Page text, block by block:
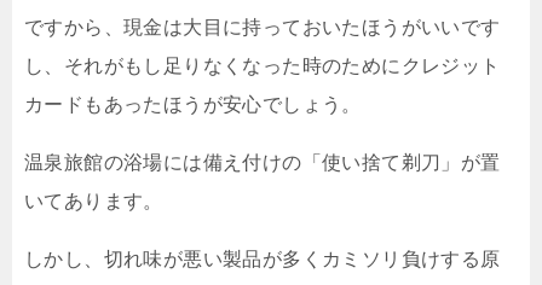
ですから、現金は大目に持っておいたほうがいいです
し、それがもし足りなくなった時のためにクレジット
カードもあったほうが安心でしょう。
温泉旅館の浴場には備え付けの「使い捨て剃刀」が置
いてあります。
しかし、切れ味が悪い製品が多くカミソリ負けする原